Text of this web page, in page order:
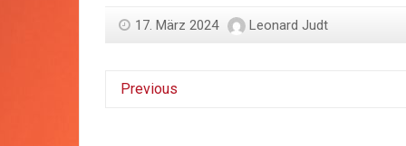
17. März 2024 Leonard Judt
Previous